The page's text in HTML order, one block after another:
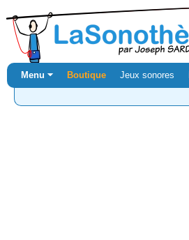
Menu ⏷ Boutique Jeux sonores